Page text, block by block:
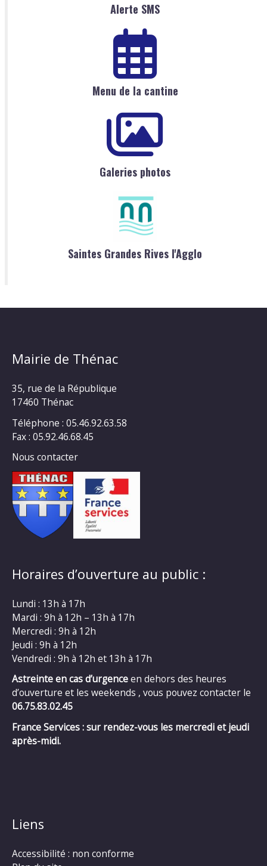
Alerte SMS
Menu de la cantine
Galeries photos
Saintes Grandes Rives l'Agglo
Mairie de Thénac
35, rue de la République
17460 Thénac
Téléphone : 05.46.92.63.58
Fax : 05.92.46.68.45
Nous contacter
Horaires d’ouverture au public :
Lundi : 13h à 17h
Mardi : 9h à 12h – 13h à 17h
Mercredi : 9h à 12h
Jeudi : 9h à 12h
Vendredi : 9h à 12h et 13h à 17h
Astreinte en cas d’urgenceen dehors des heures
d’ouverture et les weekends , vous pouvez contacter le
06.75.83.02.45
France Services : sur rendez-vous les mercredi et jeudi
après-midi.
Liens
Accessibilité : non conforme